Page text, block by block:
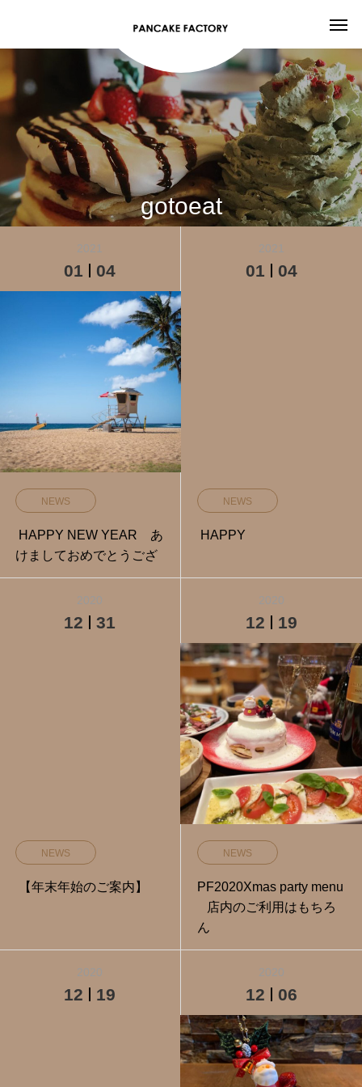
gotoeat
2021
01 04
NEWS
HAPPY NEW YEAR あ
けましておめでとうござ
2021
01 04
NEWS
HAPPY
2020
12 31
NEWS
【年末年始のご案内】
2020
12 19
NEWS
PF2020Xmas party menu
店内のご利用はもちろ
ん
2020
12 19
2020
12 06